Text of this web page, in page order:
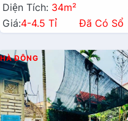
Diện Tích: 34m²
Giá:4-4.5 Tỉ Đã Có Sổ
HÀ ĐÔNG